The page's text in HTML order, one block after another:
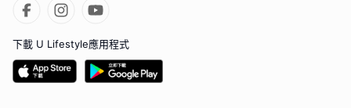
下載 U Lifestyle應用程式